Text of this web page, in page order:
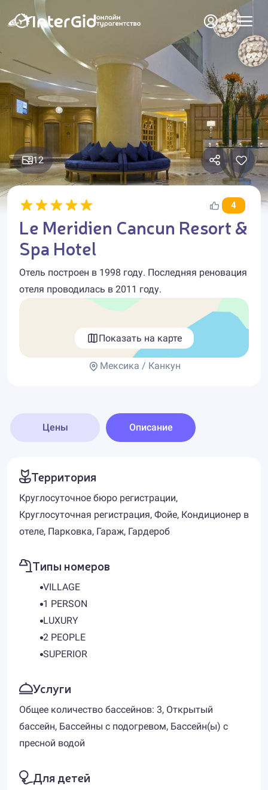
12
4
Le Meridien Cancun Resort &
Spa Hotel
Отель построен в 1998 году. Последняя реновация
отеля проводилась в 2011 году.
Показать на карте
Мексика / Канкун
Цены Описание
Территория
Круглосуточное бюро регистрации,
Круглосуточная регистрация, Фойе, Кондиционер в
отеле, Парковка, Гараж, Гардероб
Типы номеров
VILLAGE
1 PERSON
LUXURY
2 PEOPLE
SUPERIOR
Услуги
Общее количество бассейнов: 3, Открытый
бассейн, Бассейны с подогревом, Бассейн(ы) с
пресной водой
Для детей